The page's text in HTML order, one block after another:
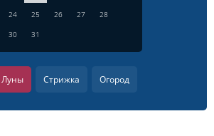
24 25 26 27
28
30 31
Стрижка Огород